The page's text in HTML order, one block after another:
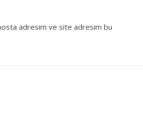
posta adresim ve site adresim bu